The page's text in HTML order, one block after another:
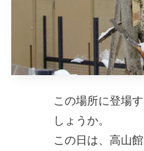
この場所に登場
しょうか。
この日は、高山